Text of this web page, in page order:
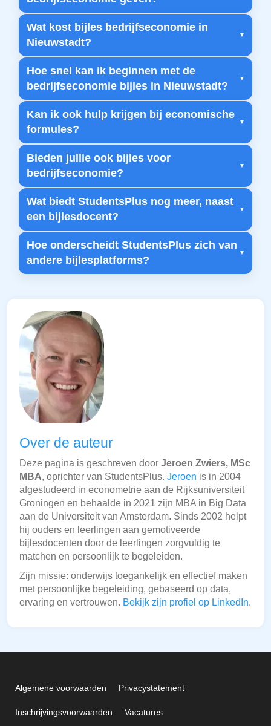
Wat kost bijles bedrijfseconomie in
Nieuwstadt?
Hoe snel kan ik beginnen met de
bedrijfseconomie bijles in Nieuwstadt?
Kan ik ook hulp krijgen bij economische
formules?
Bieden jullie ook bijles voor
bedrijfseconomie?
Wat biedt StudentsPlus nog meer, naast
een bijlesdocent?
Hoe onderscheidt StudentsPlus zich van
andere bijlesplatforms?
Over de auteur
Deze pagina is geschreven door Jeroen Zwiers, MSc
MBA, oprichter van StudentsPlus. Jeroen is in 2004
afgestudeerd in econometrie aan de Rijksuniversiteit
Groningen en behaalde in 2021 zijn MBA in Big Data
aan de Universiteit van Amsterdam. Sinds 2002 helpt
hij ouders en leerlingen aan gemotiveerde
bijlesdocenten door de leerlingen zorgvuldig te
matchen en persoonlijk te begeleiden.
Zijn missie: onderwijs toegankelijk en effectief maken
met persoonlijke begeleiding, gebaseerd op data,
ervaring en vertrouwen. Bekijk zijn profiel op LinkedIn.
Algemene voorwaarden Privacystatement
Inschrijvingsvoorwaarden Vacatures